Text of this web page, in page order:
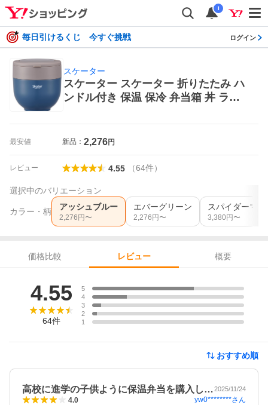
i
毎日引けるくじ 今すぐ挑戦 ログイン
スケーター
スケーター スケーター 折りたたみ ハ
ンドル付き 保温 保冷 弁当箱 丼 ラン
最安値 新品： 2,276円
レビュー 4.55 （64件）
選択中のバリエーション
カラー・柄 アッシュブルー
2,276 円〜
エバーグリーン
2,276 円〜
スパイダーマン
3,380 円〜
価格比較 レビュー
概要
4.55
64件
5
4
3
2
1
おすすめ順
高校に進学の子供ように保温弁当を購入し…2025/11/24
4.0 yw0********さん